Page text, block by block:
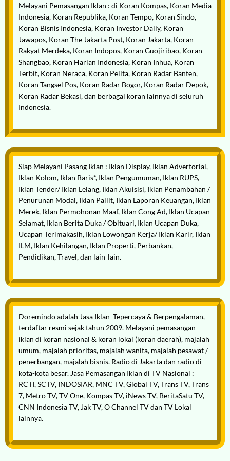
Melayani Pemasangan Iklan : di Koran Kompas, Koran Media
Indonesia, Koran Republika, Koran Tempo, Koran Sindo,
Koran Bisnis Indonesia, Koran Investor Daily, Koran
Jawapos, Koran The Jakarta Post, Koran Jakarta, Koran
Rakyat Merdeka, Koran Indopos, Koran Guojiribao, Koran
Shangbao, Koran Harian Indonesia, Koran Inhua, Koran
Terbit, Koran Neraca, Koran Pelita, Koran Radar Banten,
Koran Tangsel Pos, Koran Radar Bogor, Koran Radar Depok,
Koran Radar Bekasi, dan berbagai koran lainnya di seluruh
Indonesia.
Siap Melayani Pasang Iklan : Iklan Display, Iklan Advertorial,
Iklan Kolom, Iklan Baris*, Iklan Pengumuman, Iklan RUPS,
Iklan Tender/ Iklan Lelang, Iklan Akuisisi, Iklan Penambahan /
Penurunan Modal, Iklan Pailit, Iklan Laporan Keuangan, Iklan
Merek, Iklan Permohonan Maaf, Iklan Cong Ad, Iklan Ucapan
Selamat, Iklan Berita Duka / Obituari, Iklan Ucapan Duka,
Ucapan Terimakasih, Iklan Lowongan Kerja/ Iklan Karir, Iklan
ILM, Iklan Kehilangan, Iklan Properti, Perbankan,
Pendidikan, Travel, dan lain-lain.
Doremindo adalah Jasa Iklan Tepercaya & Berpengalaman,
terdaftar resmi sejak tahun 2009. Melayani pemasangan
iklan di koran nasional & koran lokal (koran daerah), majalah
umum, majalah prioritas, majalah wanita, majalah pesawat /
penerbangan, majalah bisnis. Radio di Jakarta dan radio di
kota-kota besar. Jasa Pemasangan Iklan di TV Nasional :
RCTI, SCTV, INDOSIAR, MNC TV, Global TV, Trans TV, Trans
7, Metro TV, TV One, Kompas TV, iNews TV, BeritaSatu TV,
CNN Indonesia TV, Jak TV, O Channel TV dan TV Lokal
lainnya.